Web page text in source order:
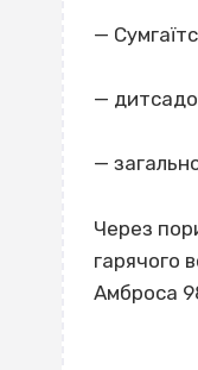
—
—
—
Через
гарячого
Амброса